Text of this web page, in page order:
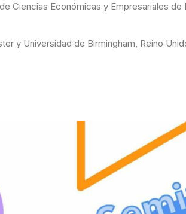
Ciencias Económicas y Empresariales de
y Universidad de Birmingham, Reino